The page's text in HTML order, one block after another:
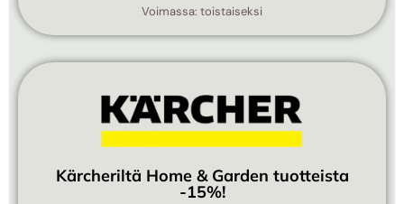
Voimassa: toistaiseksi
Kärcheriltä Home & Garden tuotteista
-15%!